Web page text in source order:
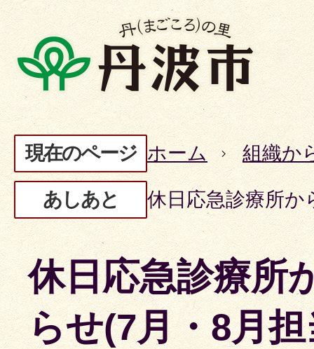
現在のページ ホーム 組織か
あしあと 休日応急診療所か
休日応急診療所
らせ(7月・8月